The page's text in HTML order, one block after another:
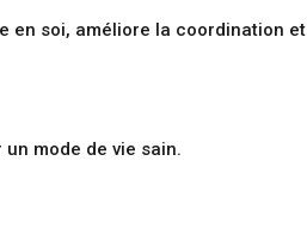
soi, améliore la coordination
mode de vie sain.